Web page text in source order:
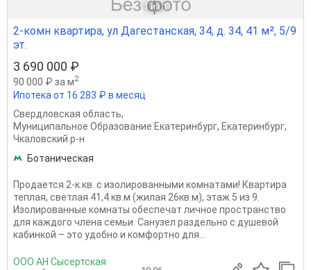
1 из 1
2-комн квартира, ул Дагестанская, 34, д. 34, 41 м², 5/9
эт.
3 690 000 ₽
90 000 ₽ за м2
Ипотека от 16 283 ₽ в месяц
Свердловская область,
Муниципальное Образование Екатеринбург, Екатеринбург,
Чкаловский р-н
Ботаническая
Продается 2-к.кв. с изолированными комнатами! Квартира
теплая, светлая 41,4 кв.м (жилая 26кв.м), этаж 5 из 9.
Изолированные комнаты обеспечат личное пространство
для каждого члена семьи. Санузел раздельно с душевой
кабинкой – это удобно и комфортно для...
ООО АН Сысертская